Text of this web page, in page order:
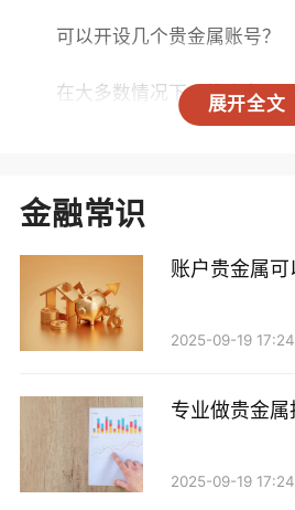
展开全文
可以开设几个贵金属账号？
在大多数情况下，投资者可
多个贵金属账号。这主要取决于
的开设数量可能有不同的规定。
开设多个账号，以便进行不同的
的投资组合；而有些平台则可能
一个账号。因此，在开设账号之
2. 投资需求：投资者可以根
定是否需要开设多个账号。例如
散到不同的贵金属上，例如黄金
金融常识
账户贵金属
2025-09-19
专业做贵金
2025-09-19